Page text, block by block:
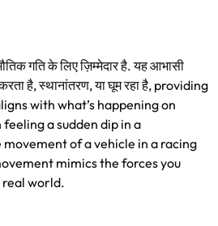
गति के लिए ज़िम्मेदार है. यह आभासी
है, स्थानांतरण, या घूम रहा है, providing
with what’s happening on
a sudden dip in a
of a vehicle in a racing
mimics the forces you
real world.